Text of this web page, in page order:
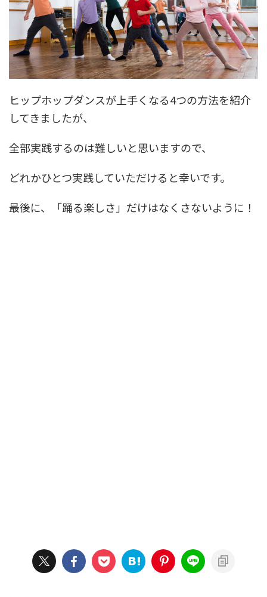
ヒップホップダンスが上手くなる4つの方法を紹介
してきましたが、
全部実践するのは難しいと思いますので、
どれかひとつ実践していただけると幸いです。
最後に、「踊る楽しさ」だけはなくさないように！